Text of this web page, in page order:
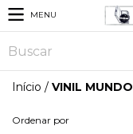
MENU
Início / VINIL MUNDO
Ordenar por